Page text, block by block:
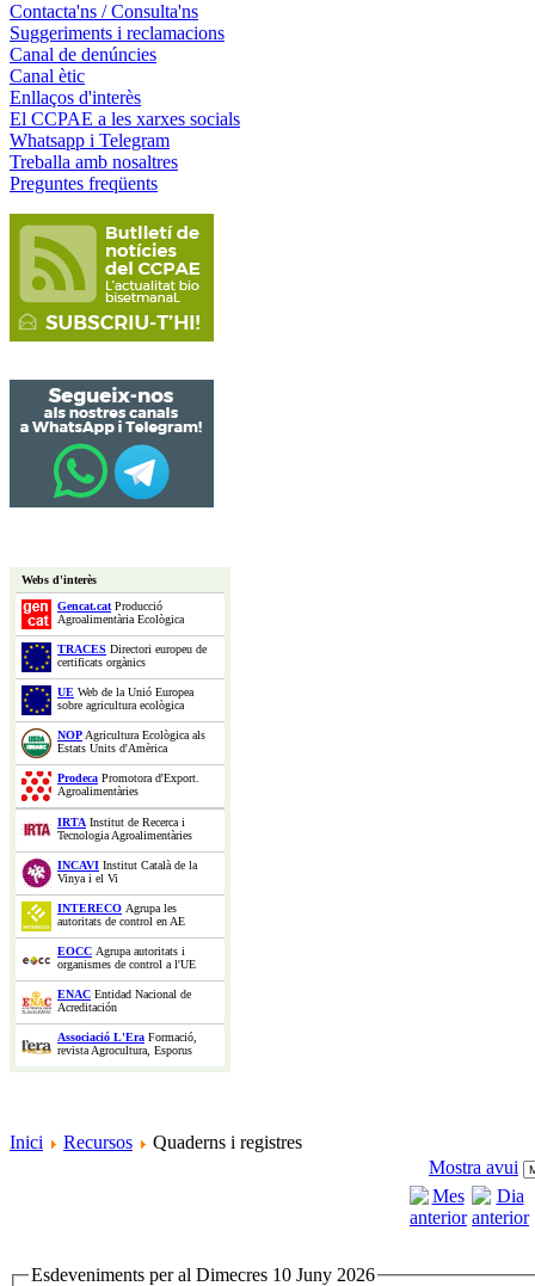
Contacta'ns / Consulta'ns
Suggeriments i reclamacions
Canal de denúncies
Canal ètic
Enllaços d'interès
El CCPAE a les xarxes socials
Whatsapp i Telegram
Treballa amb nosaltres
Preguntes freqüents
Webs d'interès
Gencat.catProducció
Agroalimentària Ecològica
TRACES Directori europeu de
certificats orgànics
UE Web de la Unió Europea
sobre agricultura ecològica
NOPAgricultura Ecològica als
Estats Units d'Amèrica
Prodeca Promotora d'Export.
Agroalimentàries
IRTA Institut de Recerca i
Tecnologia Agroalimentàries
INCAVI Institut Català de la
Vinya i el Vi
INTERECO Agrupa les
autoritats de control en AE
EOCC Agrupa autoritats i
organismes de control a l'UE
ENAC Entidad Nacional de
Acreditación
Associació L'Era Formació,
revista Agrocultura, Esporus
Inici Recursos
Quaderns i registres
Mostra avui
Esdeveniments per al Dimecres 10 Juny 2026